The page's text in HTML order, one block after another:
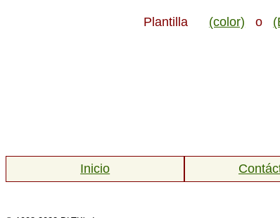
Plantilla (color) o
Inicio